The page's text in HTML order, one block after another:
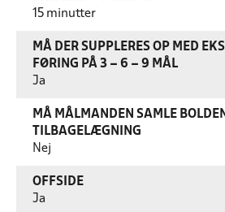
15 minutter
MÅ DER SUPPLERES OP MED
FØRING PÅ 3 – 6 – 9 MÅL
Ja
MÅ MÅLMANDEN SAMLE
TILBAGELÆGNING
Nej
OFFSIDE
Ja